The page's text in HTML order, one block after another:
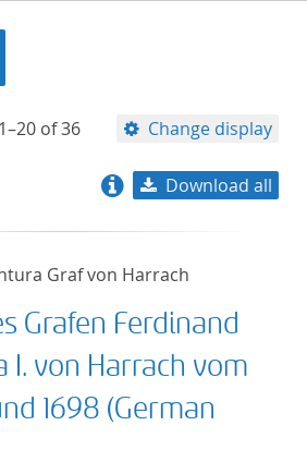
1–20 of36 Change display
title ascending
title descending
Download all
Graf von Harrach
Grafen Ferdinand
I. von Harrach vom
1698 (German